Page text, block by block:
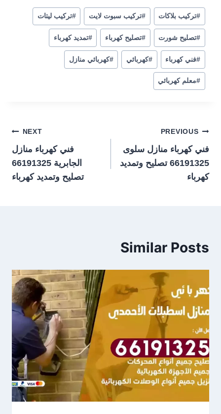
#تركيب بلاكات #تركيب سبوت لايت #تركيب ليتات
#تصليح شورت #تصليح كهرباء #تمديد كهرباء
#فني كهرباء #كهربائي #كهربائي منازل
#معلم كهربائي
تصفّح
المقالات
PREVIOUS
فني كهرباء منازل سلوى
66191325 تصليح وتمديد
كهرباء
NEXT
فني كهرباء منازل
الجابرية 66191325
تصليح وتمديد كهرباء
Similar Posts